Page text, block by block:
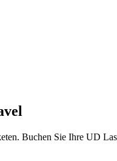
Buchen Sie Ihre UD